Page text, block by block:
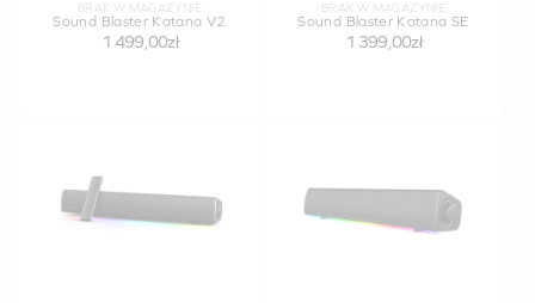
BRAK W MAGAZYNIE
Sound Blaster Katana V2
1 499,00zł
BRAK W MAGAZYNIE
Sound Blaster Katana SE
1 399,00zł